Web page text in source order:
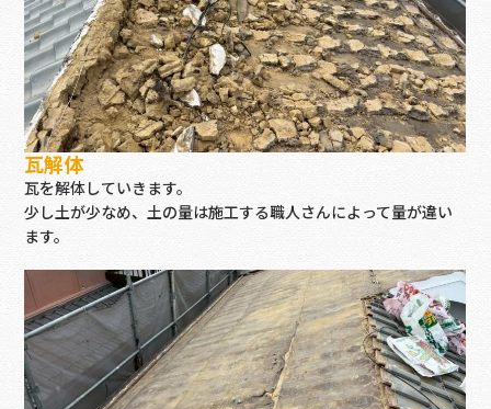
瓦解体
瓦を解体していきます。
少し土が少なめ、土の量は施工する職人さんによって量が違い
ます。